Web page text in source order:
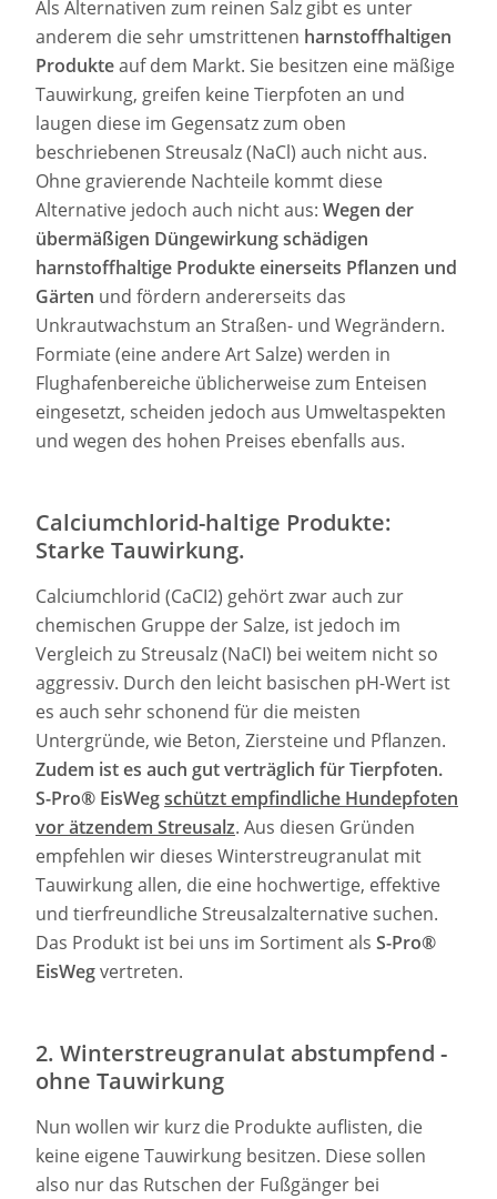
Als Alternativen zum reinen Salz gibt es unter
anderem die sehr umstrittenen harnstoffhaltigen
Produkteauf dem Markt. Sie besitzen eine mäßige
Tauwirkung, greifen keine Tierpfoten an und
laugen diese im Gegensatz zum oben
beschriebenen Streusalz (NaCl) auch nicht aus.
Ohne gravierende Nachteile kommt diese
Alternative jedoch auch nicht aus: Wegen der
übermäßigen Düngewirkung schädigen
harnstoffhaltige Produkte einerseits Pflanzen und
Gärten und fördern andererseits das
Unkrautwachstum an Straßen- und Wegrändern.
Formiate (eine andere Art Salze) werden in
Flughafenbereiche üblicherweise zum Enteisen
eingesetzt, scheiden jedoch aus Umweltaspekten
und wegen des hohen Preises ebenfalls aus.
Calciumchlorid-haltige Produkte:
Starke Tauwirkung.
Calciumchlorid (CaCI2) gehört zwar auch zur
chemischen Gruppe der Salze, ist jedoch im
Vergleich zu Streusalz (NaCI) bei weitem nicht so
aggressiv. Durch den leicht basischen pH-Wert ist
es auch sehr schonend für die meisten
Untergründe, wie Beton, Ziersteine und Pflanzen.
Zudem ist es auch gut verträglich für Tierpfoten.
S-Pro® EisWegschütztempfindliche Hundepfoten
vor ätzendem Streusalz. Aus diesen Gründen
empfehlen wir dieses Winterstreugranulat mit
Tauwirkung allen, die eine hochwertige, effektive
und tierfreundliche Streusalzalternative suchen.
Das Produkt ist bei uns im Sortiment als S-Pro®
EisWegvertreten.
2. Winterstreugranulat abstumpfend -
ohne Tauwirkung
Nun wollen wir kurz die Produkte auflisten, die
keine eigene Tauwirkung besitzen. Diese sollen
also nur das Rutschen der Fußgänger bei